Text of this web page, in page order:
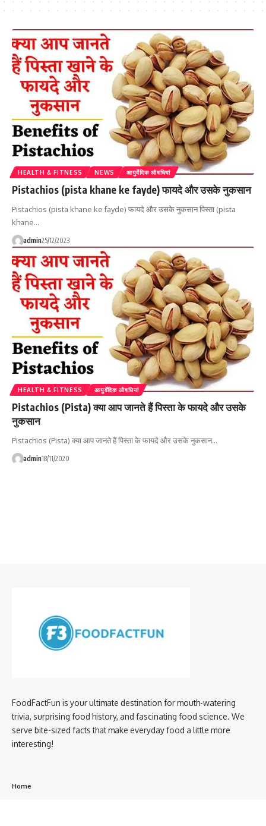
HEALTH & FITNESS NEWS आयुर्वेदिक औषधियां
Pistachios (pista khane ke fayde) फायदे और उसके नुकसान
Pistachios (pista khane ke fayde) फायदे और उसके नुकसान पिस्ता (pista
khane…
admin25/12/2023
HEALTH & FITNESS आयुर्वेदिक औषधियां
Pistachios (Pista) क्या आप जानते हैं पिस्ता के फायदे और उसके
नुकसान
Pistachios (Pista) क्या आप जानते हैं पिस्ता के फायदे और उसके नुकसान…
admin18/11/2020
FoodFactFun is your ultimate destination for mouth-watering
trivia, surprising food history, and fascinating food science. We
serve bite-sized facts that make everyday food a little more
interesting!
Home